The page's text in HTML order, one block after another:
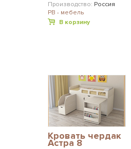
Производство: Россия
РВ - мебель
В корзину
Кровать чердак
Астра 8